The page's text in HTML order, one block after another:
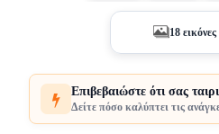
18 εικόνες
Επιβεβαιώστε ότι σας
Δείτε πόσο καλύπτει τις